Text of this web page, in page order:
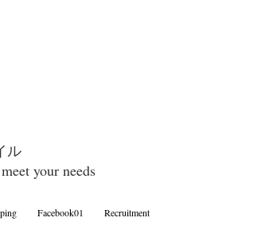
ル
your needs
Facebook01 Recruitment